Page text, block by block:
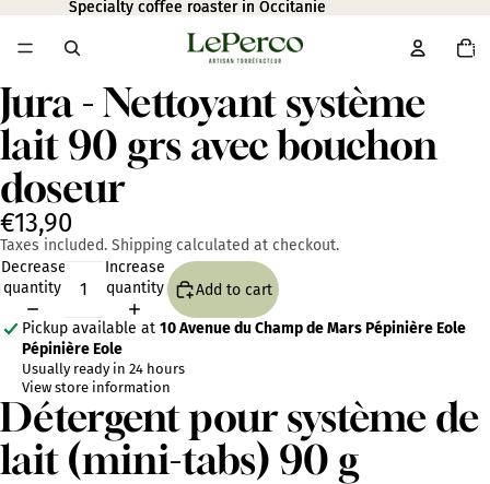
Specialty coffee roaster in Occitanie
Specialty coffee roaster in Occitanie
items
in
Open
image
in
full
screen
Jura - Nettoyant système
lait 90 grs avec bouchon
doseur
€13,90
Taxes included. Shipping calculated at checkout.
Decrease
quantity
Increase
quantity
Add to cart
Pickup available at 10 Avenue du Champ de Mars Pépinière Eole
Pépinière Eole
Usually ready in 24 hours
View store information
Détergent pour système de
lait (mini-tabs) 90 g